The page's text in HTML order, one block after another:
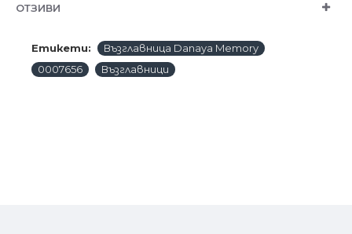
ОТЗИВИ
Етикети:
Възглавница Danaya Memory
0007656
Възглавници